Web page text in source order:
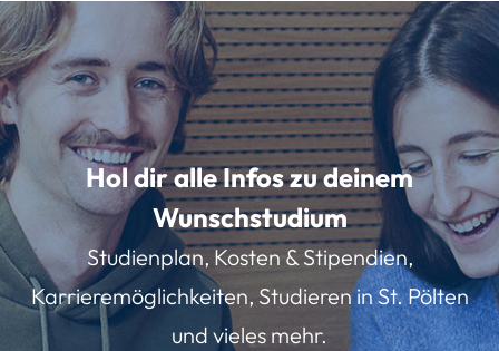
Hol dir alle Infos zu deinem
Wunschstudium
Studienplan, Kosten & Stipendien,
Karrieremöglichkeiten, Studieren in St. Pölten
und vieles mehr.